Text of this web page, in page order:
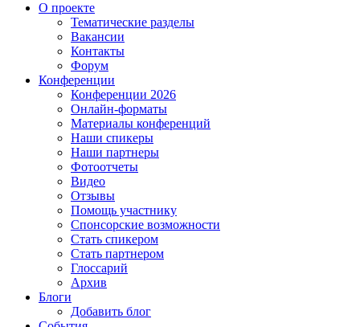
О проекте
Тематические разделы
Вакансии
Контакты
Форум
Конференции
Конференции 2026
Онлайн-форматы
Материалы конференций
Наши спикеры
Наши партнеры
Фотоотчеты
Видео
Отзывы
Помощь участнику
Спонсорские возможности
Стать спикером
Стать партнером
Глоссарий
Архив
Блоги
Добавить блог